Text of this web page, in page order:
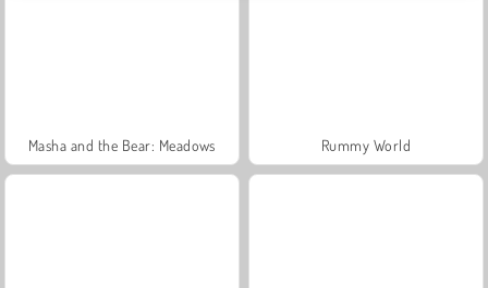
Masha and the Bear: Meadows Rummy World